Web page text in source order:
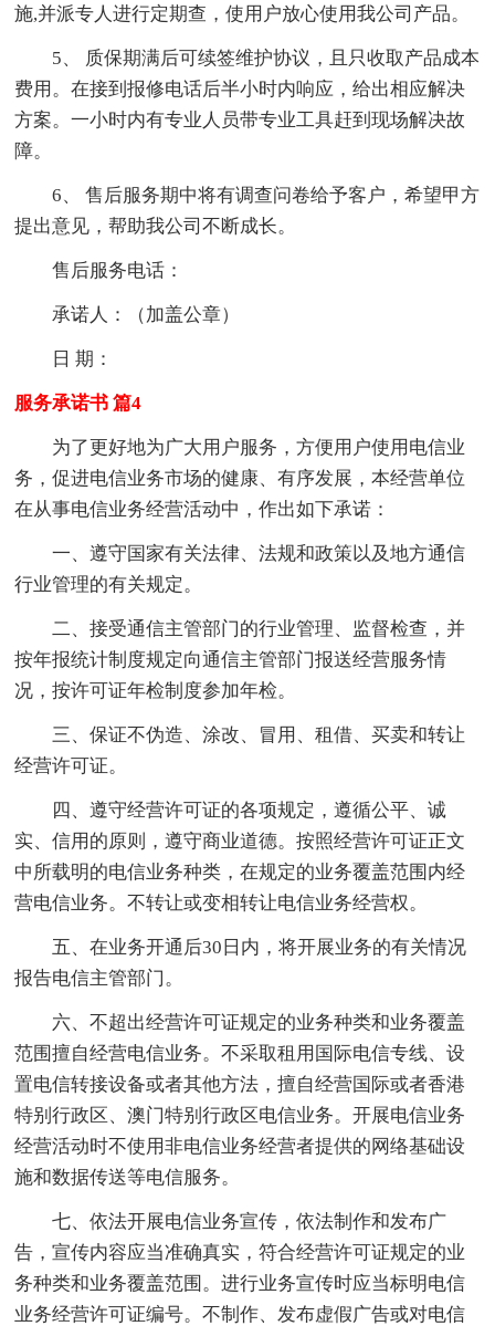
施,并派专人进行定期查，使用户放心使用我公司产品。
5、 质保期满后可续签维护协议，且只收取产品成本
费用。在接到报修电话后半小时内响应，给出相应解决
方案。一小时内有专业人员带专业工具赶到现场解决故
障。
6、 售后服务期中将有调查问卷给予客户，希望甲方
提出意见，帮助我公司不断成长。
售后服务电话：
承诺人：（加盖公章）
日 期：
服务承诺书 篇4
为了更好地为广大用户服务，方便用户使用电信业
务，促进电信业务市场的健康、有序发展，本经营单位
在从事电信业务经营活动中，作出如下承诺：
一、遵守国家有关法律、法规和政策以及地方通信
行业管理的有关规定。
二、接受通信主管部门的行业管理、监督检查，并
按年报统计制度规定向通信主管部门报送经营服务情
况，按许可证年检制度参加年检。
三、保证不伪造、涂改、冒用、租借、买卖和转让
经营许可证。
四、遵守经营许可证的各项规定，遵循公平、诚
实、信用的原则，遵守商业道德。按照经营许可证正文
中所载明的电信业务种类，在规定的业务覆盖范围内经
营电信业务。不转让或变相转让电信业务经营权。
五、在业务开通后30日内，将开展业务的有关情况
报告电信主管部门。
六、不超出经营许可证规定的业务种类和业务覆盖
范围擅自经营电信业务。不采取租用国际电信专线、设
置电信转接设备或者其他方法，擅自经营国际或者香港
特别行政区、澳门特别行政区电信业务。开展电信业务
经营活动时不使用非电信业务经营者提供的网络基础设
施和数据传送等电信服务。
七、依法开展电信业务宣传，依法制作和发布广
告，宣传内容应当准确真实，符合经营许可证规定的业
务种类和业务覆盖范围。进行业务宣传时应当标明电信
业务经营许可证编号。不制作、发布虚假广告或对电信